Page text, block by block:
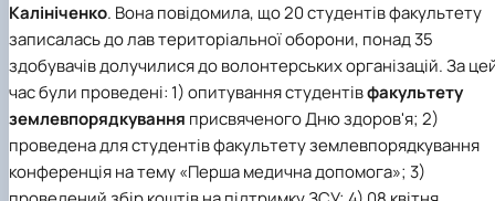
Калініченко. Вона повідомила, що 20 студентів факультету
записалась до лав територіальної оборони, понад 35
здобувачів долучилися до волонтерських організацій. За
час були проведені: 1) опитування студентівфакультету
землевпорядкування присвяченого Дню здоров'я; 2)
проведена для студентів факультету землевпорядкування
конференція на тему «Перша медична допомога»; 3)